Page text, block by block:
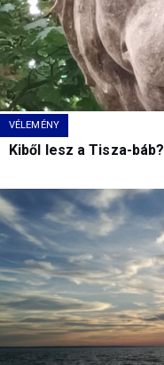
VÉLEMÉNY
Kiből lesz a Tisza-báb?